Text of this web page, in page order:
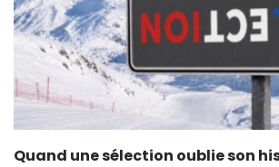
Quand une sélection oublie son